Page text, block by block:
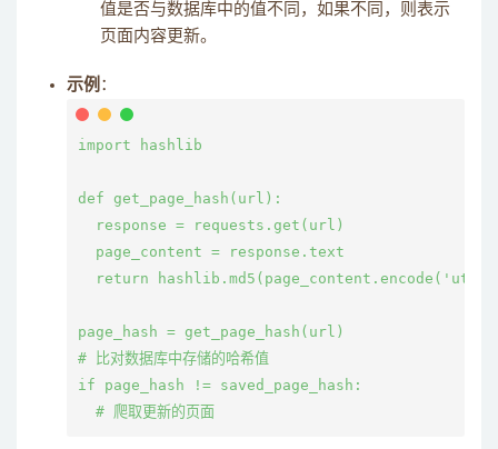
值是否与数据库中的值不同，如果不同，则表示
页面内容更新。
示例 ：
import hashlib
def get_page_hash(url):
  response = requests.get(url)
  page_content = response.text
return hashlib.md5(page_content.encode('utf-
page_hash = get_page_hash(url)
# 比对数据库中存储的哈希值
if page_hash != saved_page_hash: